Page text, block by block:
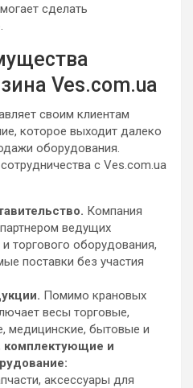
сделать
Ves.com.ua
своим клиентам
которое выходит далеко
оборудования.
с Ves.com.ua
Компания
ведущих
торгового оборудования,
поставки без участия
Помимо крановых
весы торговые,
медицинские, бытовые и
комплектующие и
аксессуары для